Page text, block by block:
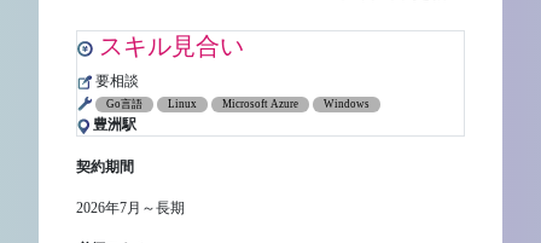
スキル見合い
要相談
Go言語 Linux Microsoft Azure Windows
豊洲駅
契約期間
2026年7月～長期